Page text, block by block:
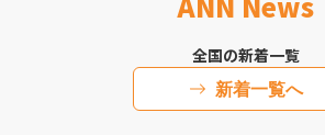
全国の新着一覧
新着一覧へ